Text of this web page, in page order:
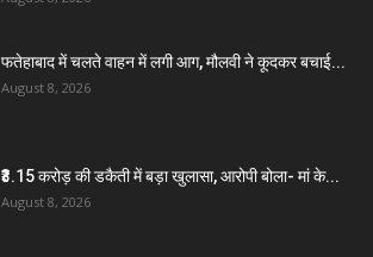
फतेहाबाद में चलते वाहन में लगी आग, मौलवी ने कूदकर बचाई...
August 8, 2026
₹3.15 करोड़ की डकैती में बड़ा खुलासा, आरोपी बोला- मां के...
August 8, 2026